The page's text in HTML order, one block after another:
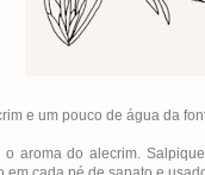
e um pouco de água da
aroma do alecrim.